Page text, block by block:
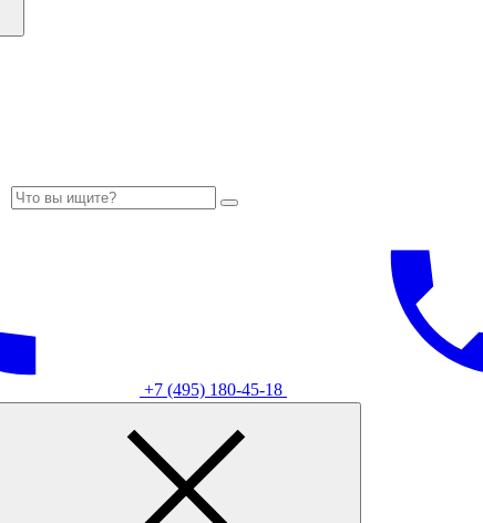
+7 (495) 180-45-18